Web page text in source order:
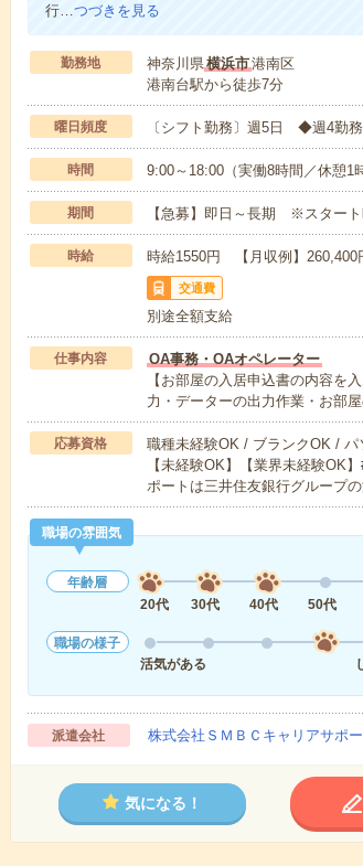
行…つづきを見る
勤務地 神奈川県横浜市港南区
港南台駅から徒歩7分
曜日頻度 〔シフト勤務〕週5日 ◆週4勤
時間 9:00～18:00（実働8時間／休憩
期間 【急募】即日～長期 ※スタート
時給 時給1550円 【月収例】
交通費
別途全額支給
仕事内容
OA事務・OAオペレーター
【お部屋の入居申込書の内容を
力・データーの出力作業・お部
応募資格
職種未経験OK / ブランクOK /
【未経験OK】【業界未経験OK
ポートは三井住友銀行グループ
職場の雰囲気
年齢層
20代
30代 40代 50代
職場の様子
活気がある
派遣会社 株式会社ＳＭＢＣキャリアサポー
気になる！